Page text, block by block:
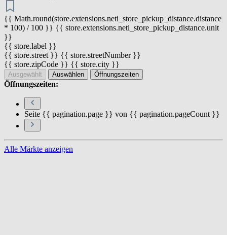
{{ Math.round(store.extensions.neti_store_pickup_distance.distance
* 100) / 100 }} {{ store.extensions.neti_store_pickup_distance.unit
}}
{{ store.label }}
{{ store.street }} {{ store.streetNumber }}
{{ store.zipCode }} {{ store.city }}
Ausgewählt Auswählen Öffnungszeiten
Öffnungszeiten:
Seite {{ pagination.page }} von {{ pagination.pageCount }}
Alle Märkte anzeigen